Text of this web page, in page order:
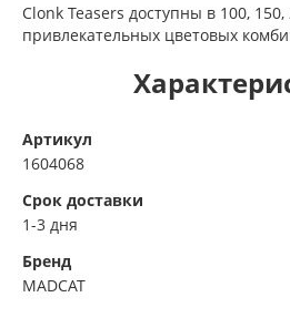
Clonk Teasers доступны в 100,
привлекательных цветовых
Артикул
1604068
Срок доставки
1-3 дня
Бренд
MADCAT